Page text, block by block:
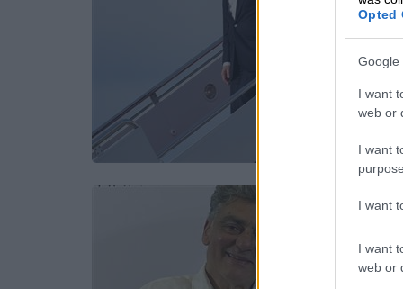
Opted
Google
I want
web or
I want
I want
I want
web or